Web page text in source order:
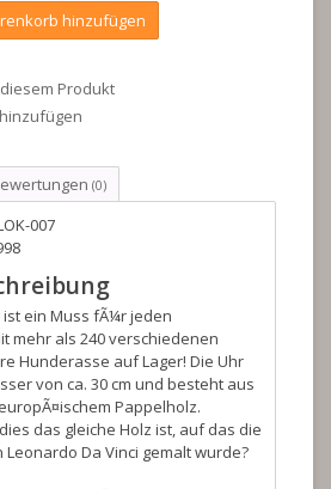
hinzufügen
Produkt
(0)
007
ein Muss fÃ¼r jeden
mehr als 240 verschiedenen
Hunderasse auf Lager! Die Uhr
von ca. 30 cm und besteht aus
Pappelholz.
das gleiche Holz ist, auf das die
Leonardo Da Vinci gemalt wurde?